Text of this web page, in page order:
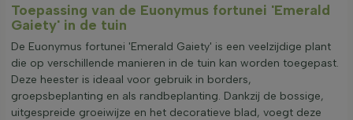
Toepassing van de Euonymus fortunei 'Emerald
Gaiety' in de tuin
De Euonymus fortunei 'Emerald Gaiety' is een veelzijdige plant
die op verschillende manieren in de tuin kan worden toegepast.
Deze heester is ideaal voor gebruik in borders,
groepsbeplanting en als randbeplanting. Dankzij de bossige,
uitgespreide groeiwijze en het decoratieve blad, voegt deze